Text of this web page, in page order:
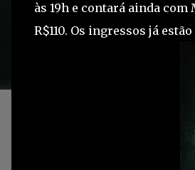
às 19h e contará ainda
R$110. Os ingressos já estão